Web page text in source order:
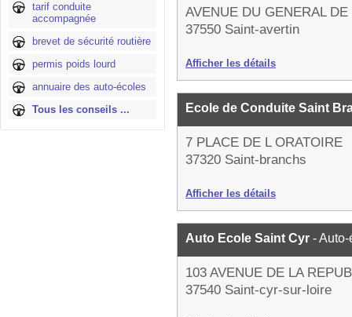
tarif conduite
accompagnée
brevet de sécurité routière
permis poids lourd
annuaire des auto-écoles
Tous les conseils ...
AVENUE DU GENERAL DE
37550 Saint-avertin
Afficher les détails
Ecole de Conduite Saint
7 PLACE DE L ORATOIRE
37320 Saint-branchs
Afficher les détails
Auto Ecole Saint Cyr -
103 AVENUE DE LA
37540 Saint-cyr-sur-loire